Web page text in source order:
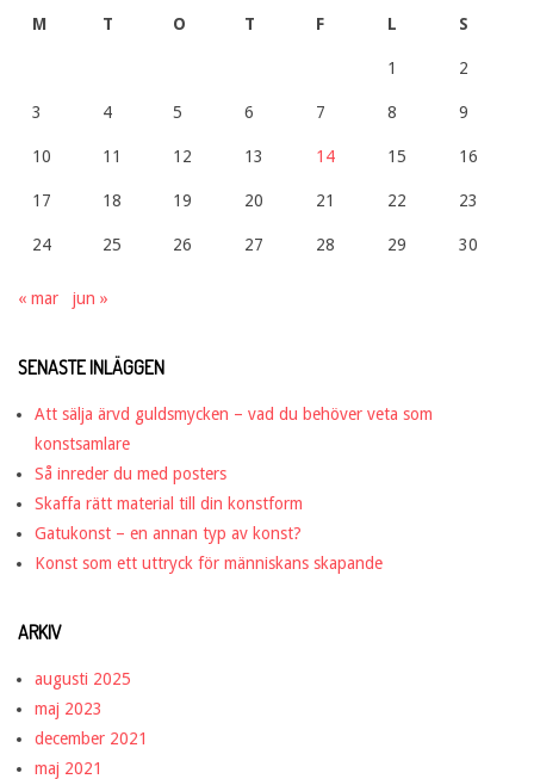
M T O T F L S
1 2
3 4 5 6 7 8 9
10 11 12 13 14 15 16
17 18 19 20 21 22 23
24 25 26 27 28 29 30
« mar jun »
SENASTE INLÄGGEN
Att sälja ärvd guldsmycken – vad du behöver veta som
konstsamlare
Så inreder du med posters
Skaffa rätt material till din konstform
Gatukonst – en annan typ av konst?
Konst som ett uttryck för människans skapande
ARKIV
augusti 2025
maj 2023
december 2021
maj 2021